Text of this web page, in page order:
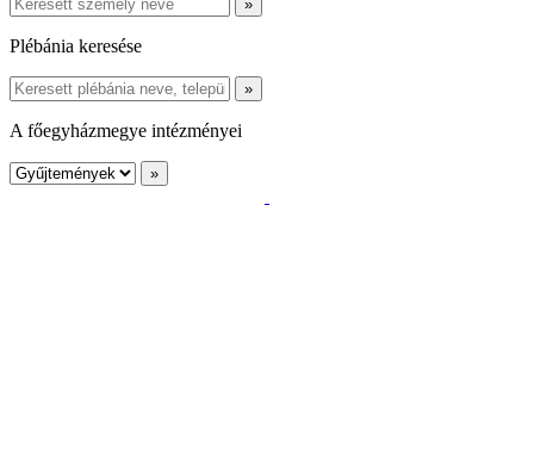
Plébánia keresése
A főegyházmegye intézményei